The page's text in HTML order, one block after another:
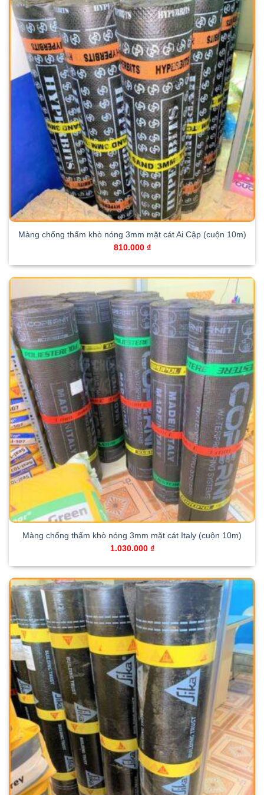
Màng chống thấm khò nóng 3mm mặt cát Ai Cập (cuộn 10m)
810.000 ₫
Màng chống thấm khò nóng 3mm mặt cát Italy (cuộn 10m)
1.030.000 ₫